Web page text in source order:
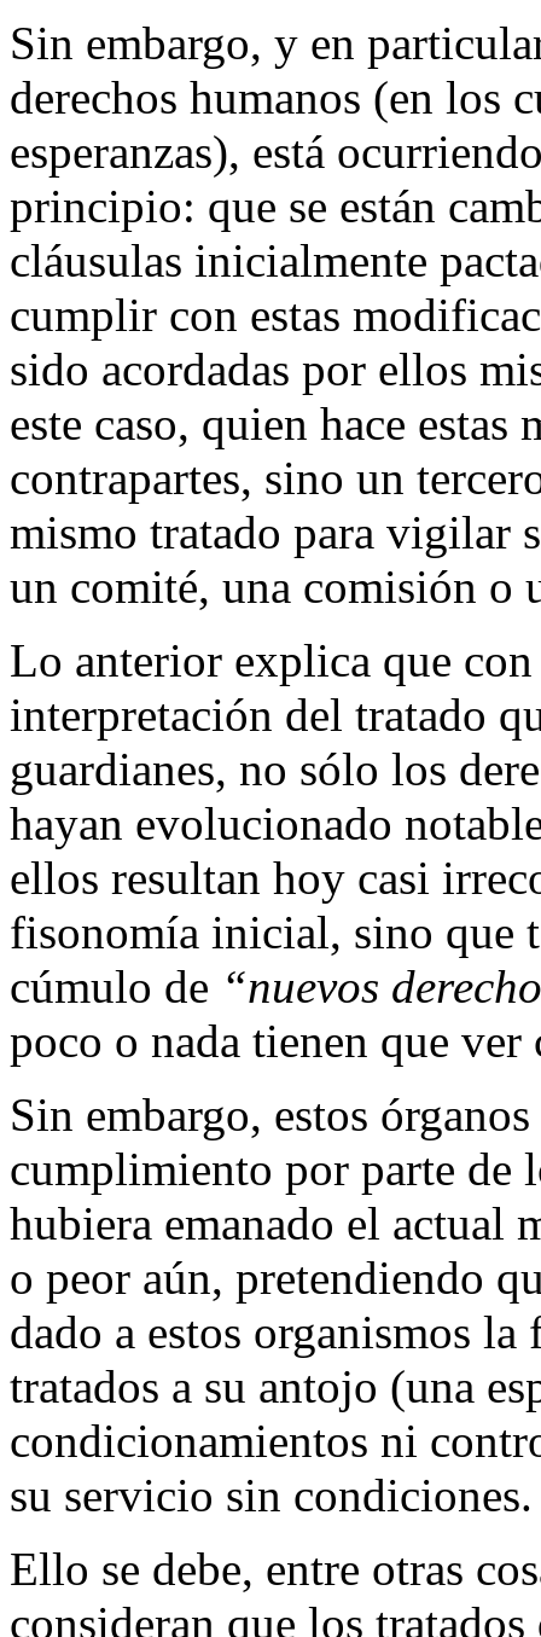
Sin embargo, y en
derechos humanos (en los
esperanzas), está
principio: que se están
cláusulas inicialmente
cumplir con estas
sido acordadas por ellos
este caso, quien hace
contrapartes, sino un
mismo tratado para vigilar
un comité, una comisión o
Lo anterior explica que
interpretación del tratado
guardianes, no sólo los
hayan evolucionado
ellos resultan hoy casi
fisonomía inicial, sino que
cúmulo de “nuevos
poco o nada tienen que
Sin embargo, estos
cumplimiento por parte de
hubiera emanado el actual
o peor aún, pretendiendo
dado a estos organismos
tratados a su antojo (una
condicionamientos ni
su servicio sin condiciones.
Ello se debe, entre otras
consideran que los